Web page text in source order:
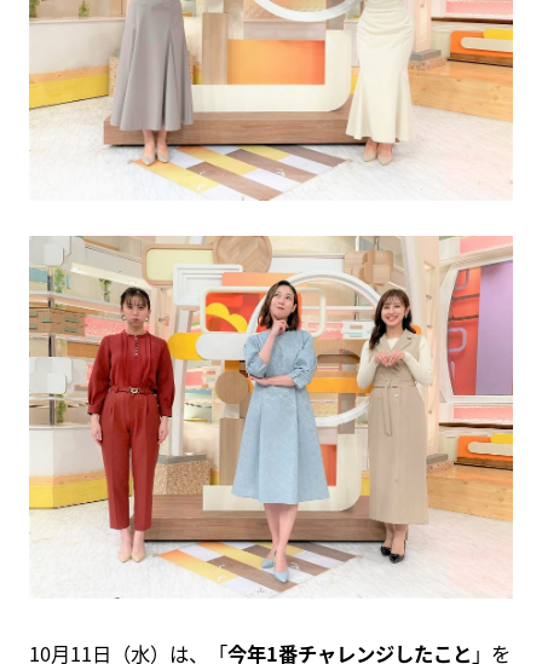
10月11日（水）は、「今年1番チャレンジしたこと 」を